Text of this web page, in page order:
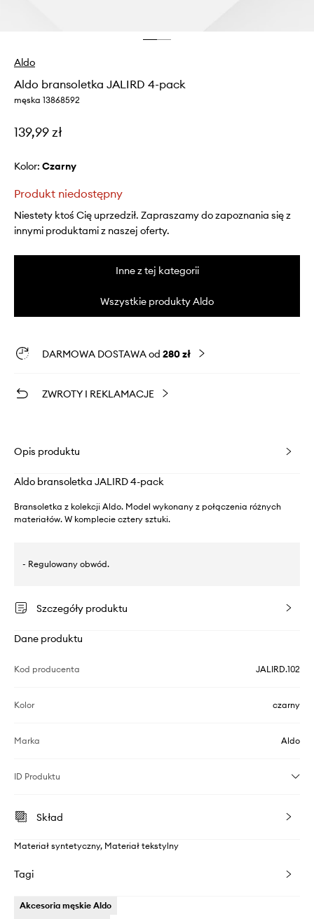
Aldo
Aldo bransoletka JALIRD 4-pack
męska 13868592
139,99 zł
Kolor: czarny
Produkt niedostępny
Niestety ktoś Cię uprzedził. Zapraszamy do zapoznania się z
innymi produktami z naszej oferty.
Inne z tej kategorii
Wszystkie produkty Aldo
DARMOWA DOSTAWA od 280 zł
ZWROTY I REKLAMACJE
Opis produktu
Aldo bransoletka JALIRD 4-pack
Bransoletka z kolekcji Aldo. Model wykonany z połączenia różnych
materiałów. W komplecie cztery sztuki.
- Regulowany obwód.
Szczegóły produktu
Dane produktu
Kod producenta JALIRD.102
Kolor czarny
Marka Aldo
ID Produktu
Skład
Materiał syntetyczny, Materiał tekstylny
Tagi
Akcesoria męskie Aldo